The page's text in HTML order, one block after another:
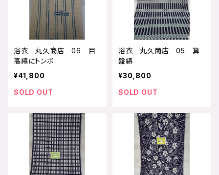
浴衣 丸久商店 06 目
高縞にトンボ
¥41,800
SOLD OUT
浴衣 丸久商店 05 算
盤縞
¥30,800
SOLD OUT